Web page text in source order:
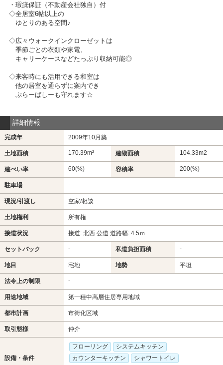
・瑕疵保証（不動産会社独自）付
◇全居室6帖以上の
ゆとりのある空間♪
◇広々ウォークインクローゼットは
季節ごとの衣類や家電、
キャリーケースなどたっぷり収納可能◎
◇来客時にも活用できる和室は
他の居室を通らずに案内でき
ぷらーばしーも守れます☆
詳細情報
完成年 2009年10月築
土地面積 170.39m² 建物面積 104.33m2
建ぺい率 60(%) 容積率 200(%)
駐車場 -
現況/引渡し 空家/相談
土地権利 所有権
接道状況 接道: 北西 公道 道路幅: 4.5ｍ
セットバック - 私道負担面積 -
地目 宅地 地勢 平坦
法令上の制限 -
用途地域 第一種中高層住居専用地域
都市計画 市街化区域
取引態様 仲介
設備・条件
フローリング
システムキッチン
カウンターキッチン
シャワートイレ